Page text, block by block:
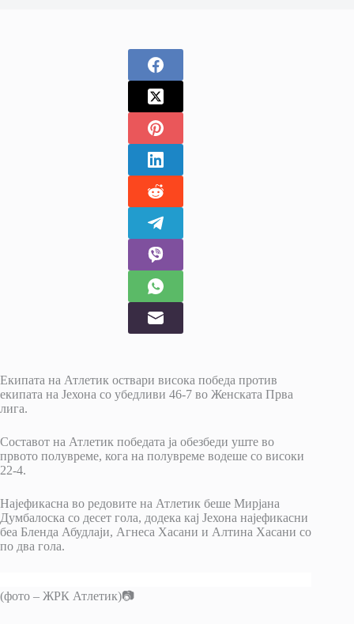
Екипата на Атлетик оствари висока победа против
екипата на Јехона со убедливи 46-7 во Женската Прва
лига.
Составот на Атлетик победата ја обезбеди уште во
првото полувреме, кога на полувреме водеше со високи
22-4.
Најефикасна во редовите на Атлетик беше Мирјана
Думбалоска со десет гола, додека кај Јехона најефикасни
беа Бленда Абудлаји, Агнеса Хасани и Алтина Хасани со
по два гола.
(фото – ЖРК Атлетик)📷